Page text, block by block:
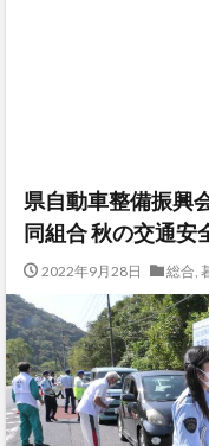
県自動車整備振興
同組合 秋の交通安
2022年9月28日 総合